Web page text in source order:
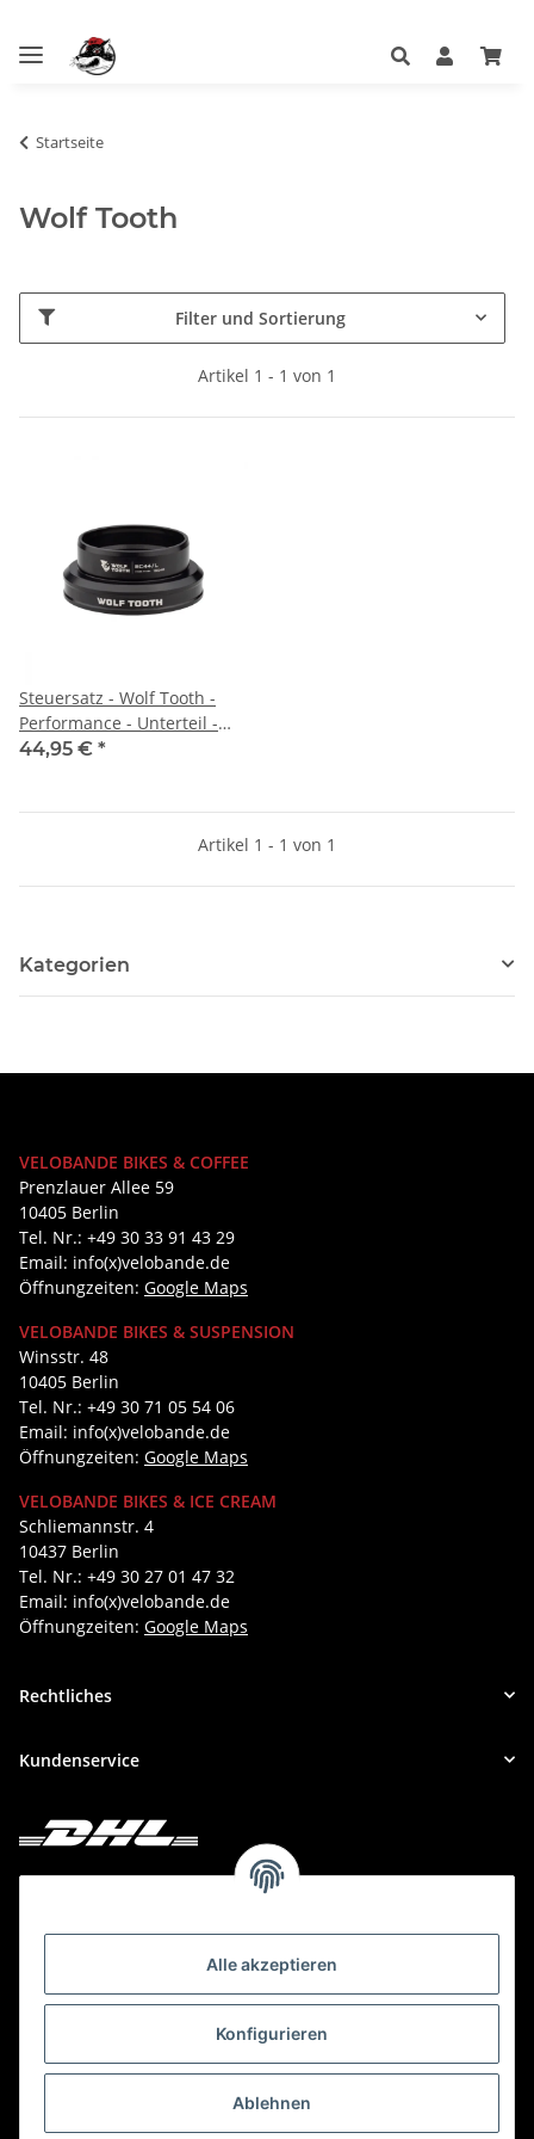
Alle akzeptieren
Konfigurieren
Ablehnen
Startseite
Wolf Tooth
Filter und Sortierung
Artikel 1 - 1 von 1
Steuersatz - Wolf Tooth -
Performance - Unterteil -
1.5" - EC44/40 - black - Rove
44,95 € *
Artikel 1 - 1 von 1
Kategorien
VELOBANDE BIKES & COFFEE
Prenzlauer Allee 59
10405 Berlin
Tel. Nr.: +49 30 33 91 43 29
Email: info(x)velobande.de
Öffnungzeiten: Google Maps
VELOBANDE BIKES & SUSPENSION
Winsstr. 48
10405 Berlin
Tel. Nr.: +49 30 71 05 54 06
Email: info(x)velobande.de
Öffnungzeiten: Google Maps
VELOBANDE BIKES & ICE CREAM
Schliemannstr. 4
10437 Berlin
Tel. Nr.: +49 30 27 01 47 32
Email: info(x)velobande.de
Öffnungzeiten: Google Maps
Rechtliches
Kundenservice
Deine Bestellung versenden wir mit DHL!